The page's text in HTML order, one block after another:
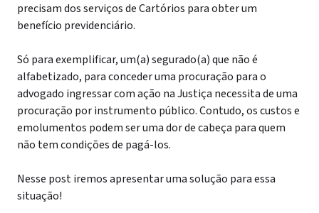
precisam dos serviços de Cartórios para obter um
benefício previdenciário.
Só para exemplificar, um(a) segurado(a) que não é
alfabetizado, para conceder uma procuração para o
advogado ingressar com ação na Justiça necessita de uma
procuração por instrumento público. Contudo, os custos e
emolumentos podem ser uma dor de cabeça para quem
não tem condições de pagá-los.
Nesse post iremos apresentar uma solução para essa
situação!